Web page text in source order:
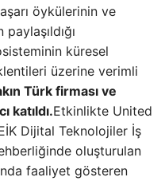
öykülerinin ve
küresel
üzerine verimli
Türk firması ve
katıldı.Etkinlikte United
Dijital Teknolojiler İş
oluşturulan
faaliyet gösteren